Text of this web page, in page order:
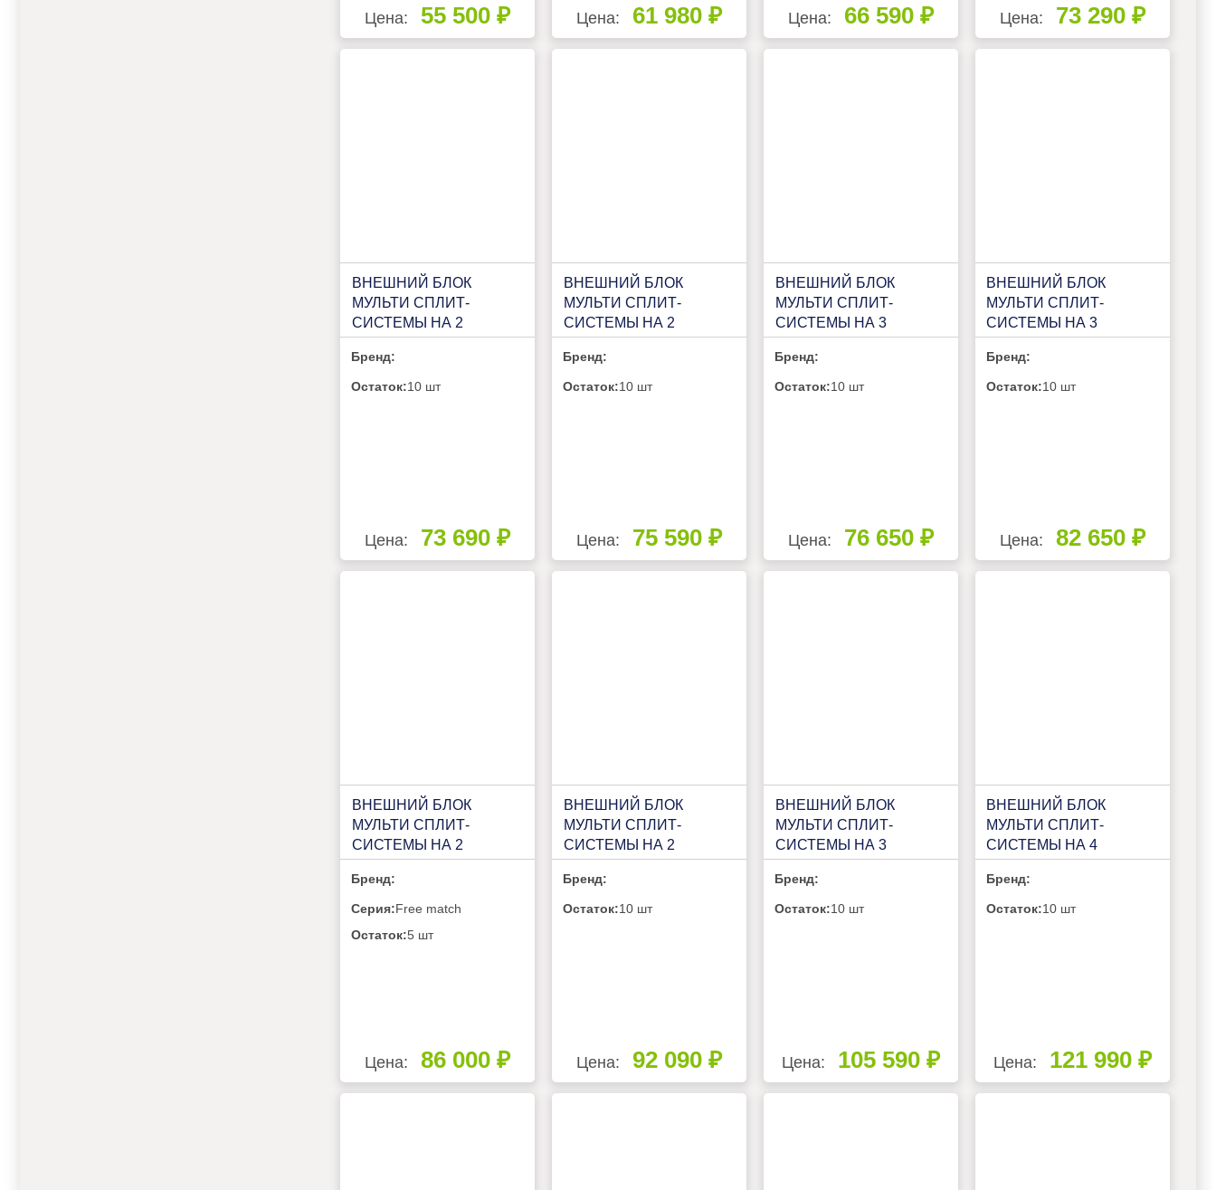
Цена: 55 500 ₽ Цена: 61 980 ₽ Цена: 66 590 ₽ Цена: 73 290 ₽
ВНЕШНИЙ БЛОК
МУЛЬТИ СПЛИТ-
СИСТЕМЫ НА 2
КОМНАТЫ FUNAI
ORIGAMI KODO FREE
MATCH RAM-I-
Бренд:
Остаток:10 шт
Цена: 73 690 ₽
ВНЕШНИЙ БЛОК
МУЛЬТИ СПЛИТ-
СИСТЕМЫ НА 2
КОМНАТЫ FUNAI
ORIGAMI KODO FREE
MATCH RAM-I-
Бренд:
Остаток:10 шт
Цена: 75 590 ₽
ВНЕШНИЙ БЛОК
МУЛЬТИ СПЛИТ-
СИСТЕМЫ НА 3
КОМНАТЫ LORIOT
MULTI MATCH LAC-
21AIM-OUT
Бренд:
Остаток:10 шт
Цена: 76 650 ₽
ВНЕШНИЙ БЛОК
МУЛЬТИ СПЛИТ-
СИСТЕМЫ НА 3
КОМНАТЫ LORIOT
MULTI MATCH LAC-
27AIM-OUT
Бренд:
Остаток:10 шт
Цена: 82 650 ₽
ВНЕШНИЙ БЛОК
МУЛЬТИ СПЛИТ-
СИСТЕМЫ НА 2
КОМНАТЫ HISENSE
FREE MATCH AMW2-
18U4RXC LP
Бренд:
Серия:Free match
Остаток:5 шт
Цена: 86 000 ₽
ВНЕШНИЙ БЛОК
МУЛЬТИ СПЛИТ-
СИСТЕМЫ НА 2
КОМНАТЫ FUNAI
KIRIGAMI FREE MATCH
RAM-I-2KG55HP.01/U
Бренд:
Остаток:10 шт
Цена: 92 090 ₽
ВНЕШНИЙ БЛОК
МУЛЬТИ СПЛИТ-
СИСТЕМЫ НА 3
КОМНАТЫ FUNAI
ORIGAMI KODO FREE
MATCH RAM-I-
Бренд:
Остаток:10 шт
Цена: 105 590 ₽
ВНЕШНИЙ БЛОК
МУЛЬТИ СПЛИТ-
СИСТЕМЫ НА 4
КОМНАТЫ FUNAI
ORIGAMI KODO FREE
MATCH RAM-I-
Бренд:
Остаток:10 шт
Цена: 121 990 ₽